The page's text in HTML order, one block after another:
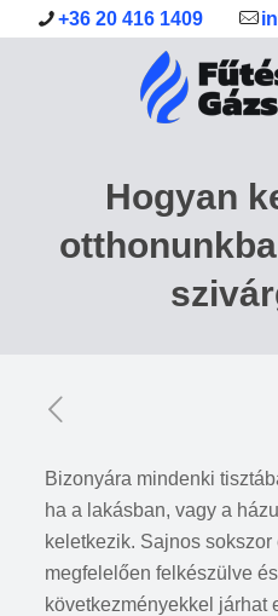
+36 20 416 1409
Hogyan
Bizonyára mindenki
ha a lakásban, vagy a
keletkezik. Sajnos
megfelelően felkészülve
következményekkel járhat